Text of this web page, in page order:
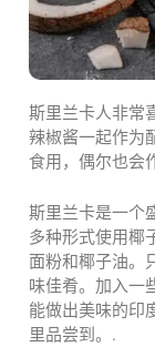
斯里兰卡人非常
辣椒酱一起作为
食用，偶尔也会
斯里兰卡是一个
多种形式使用椰
面粉和椰子油。
味佳肴。加入一
能做出美味的印
里品尝到。.